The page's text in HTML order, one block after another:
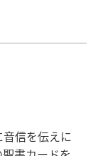
信を伝えに